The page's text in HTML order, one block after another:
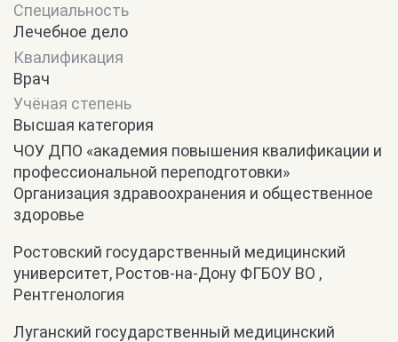
Специальность
Лечебное дело
Квалификация
Врач
Учёная степень
Высшая категория
ЧОУ ДПО «академия повышения квалификации и
профессиональной переподготовки»
Организация здравоохранения и общественное
здоровье
Ростовский государственный медицинский
университет, Ростов-на-Дону ФГБОУ ВО ,
Рентгенология
Луганский государственный медицинский